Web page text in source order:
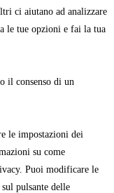
ci aiutano ad analizzare
le tue opzioni e fai la tua
il consenso di un
le impostazioni dei
su come
Puoi modificare le
pulsante delle